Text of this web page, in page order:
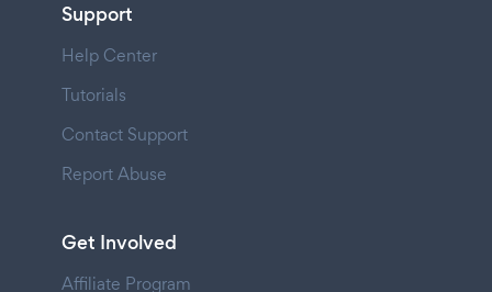
Support
Help Center
Tutorials
Contact Support
Report Abuse
Get Involved
Affiliate Program